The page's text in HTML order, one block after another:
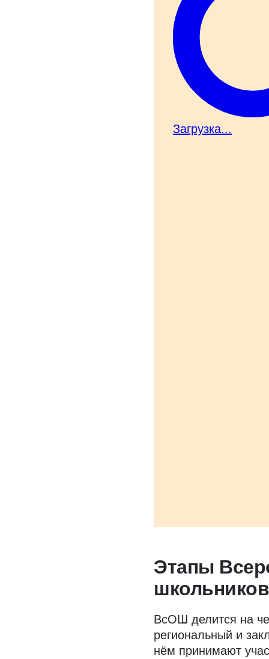
Загрузка...
Этапы
ВсОШ делится на
региональный и
нём принимают